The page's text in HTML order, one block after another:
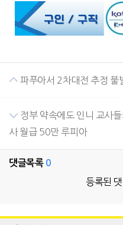
파푸아서 2차대전 추정
정부 약속에도 인니 교사
사 월급 50만 루피아
댓글목록 0
등록된